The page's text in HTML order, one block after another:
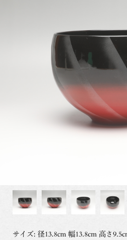
サイズ: 径13.8cm 幅13.8cm 高さ